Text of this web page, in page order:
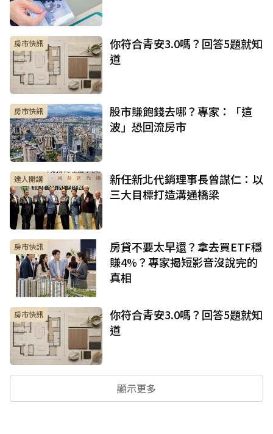
房市快訊
你符合青安3.0嗎？回答5題就知
道
房市快訊
股市賺飽錢去哪？專家：「這
波」恐回流房市
達人開講
新任新北代銷理事長曾謀仁：以
三大目標打造溝通橋梁
房市快訊
房貸不要太早還？拿去買ETF穩
賺4%？專家揭短影音沒說完的
真相
房市快訊
你符合青安3.0嗎？回答5題就知
道
顯示更多